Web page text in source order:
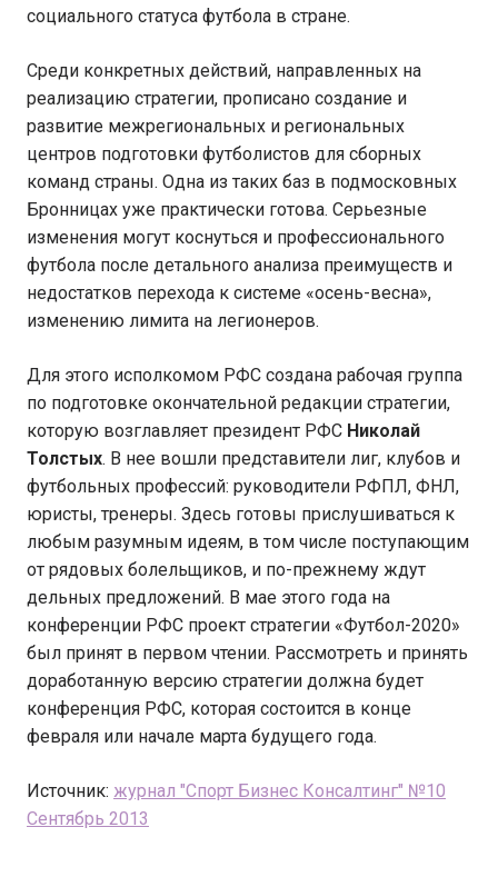
социального статуса футбола в стране.
Среди конкретных действий, направленных на
реализацию стратегии, прописано создание и
развитие межрегиональных и региональных
центров подготовки футболистов для сборных
команд страны. Одна из таких баз в подмосковных
Бронницах уже практически готова. Серьезные
изменения могут коснуться и профессионального
футбола после детального анализа преимуществ и
недостатков перехода к системе «осень-весна»,
изменению лимита на легионеров.
Для этого исполкомом РФС создана рабочая группа
по подготовке окончательной редакции стратегии,
которую возглавляет президент РФС Николай
Толстых. В нее вошли представители лиг, клубов и
футбольных профессий: руководители РФПЛ, ФНЛ,
юристы, тренеры. Здесь готовы прислушиваться к
любым разумным идеям, в том числе поступающим
от рядовых болельщиков, и по-прежнему ждут
дельных предложений. В мае этого года на
конференции РФС проект стратегии «Футбол-2020»
был принят в первом чтении. Рассмотреть и принять
доработанную версию стратегии должна будет
конференция РФС, которая состоится в конце
февраля или начале марта будущего года.
Источник: журнал "Спорт Бизнес Консалтинг" №10
Сентябрь 2013